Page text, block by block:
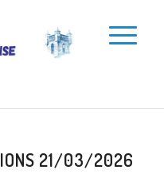
21/03/2026